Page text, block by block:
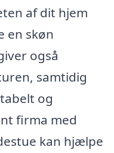
af dit hjem
en skøn
også
samtidig
og
firma med
kan hjælpe